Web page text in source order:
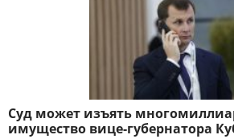
Суд может изъять
имущество вице-губернатора